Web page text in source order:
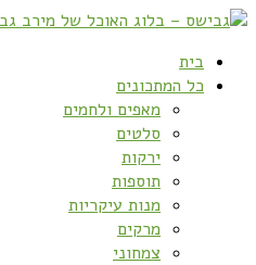
בית
כל המתכונים
מאפים ולחמים
סלטים
ירקות
תוספות
מנות עיקריות
מרקים
צמחוני